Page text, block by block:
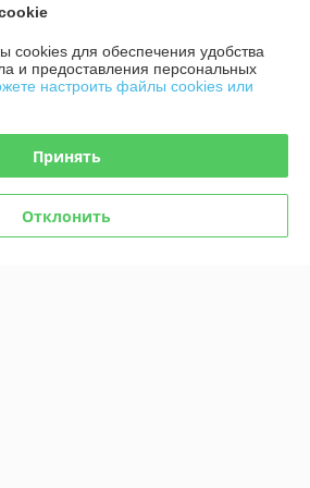
для обеспечения удобства
и предоставления персональных
настроить файлы cookies или
Принять
Отклонить